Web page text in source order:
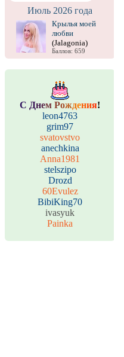
Июль 2026 года
Крылья моей
любви
(Jalagonia)
Баллов: 659
С Днем Рождения!
leon4763
grim97
svatovstvo
anechkina
Anna1981
stelszipo
Drozd
60Evulez
BibiKing70
ivasyuk
Painka